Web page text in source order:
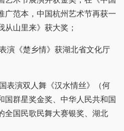
广范本，中国杭州艺术节再获一
从山里来》获大奖；
《楚乡情》获湖北省文化厅
演双人舞《汉水情丝》（何
国群星奖金奖、中华人民共和国
全国民歌民舞大赛银奖、湖北